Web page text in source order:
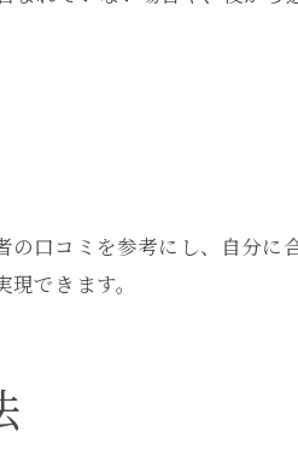
口コミを参考にし、自分に
できます。